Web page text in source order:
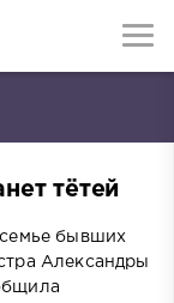
тётей
семье бывших
Александры